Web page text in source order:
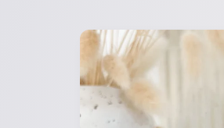
Zu
Produktinformationen
springen